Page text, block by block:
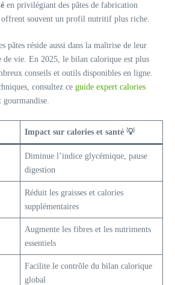
en privilégiant des pâtes de fabrication
offrent souvent un profil nutritif plus riche.
pâtes réside aussi dans la maîtrise de leur
de vie. En 2025, le bilan calorique est plus
conseils et outils disponibles en ligne.
consultez ce guide expert calories
gourmandise.
Impact sur calories et santé 💡
Diminue l’indice glycémique, pause
digestion
Réduit les graisses et calories
supplémentaires
Augmente les fibres et les nutriments
essentiels
Facilite le contrôle du bilan calorique
global